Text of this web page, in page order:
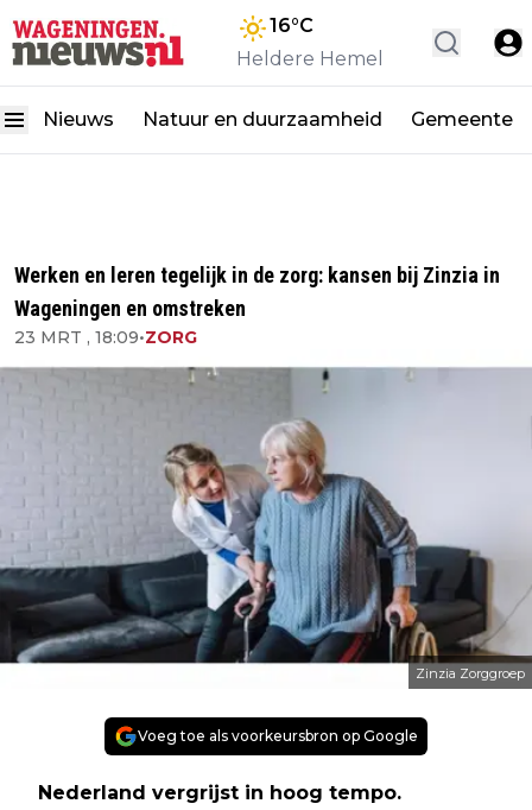
16°C
Heldere Hemel
Nieuws Natuur en duurzaamheid Gemeente
Werken en leren tegelijk in de zorg: kansen bij Zinzia in
Wageningen en omstreken
23 MRT , 18:09•ZORG
Zinzia Zorggroep
Voeg toe als voorkeursbron op Google
Nederland vergrijst in hoog tempo.